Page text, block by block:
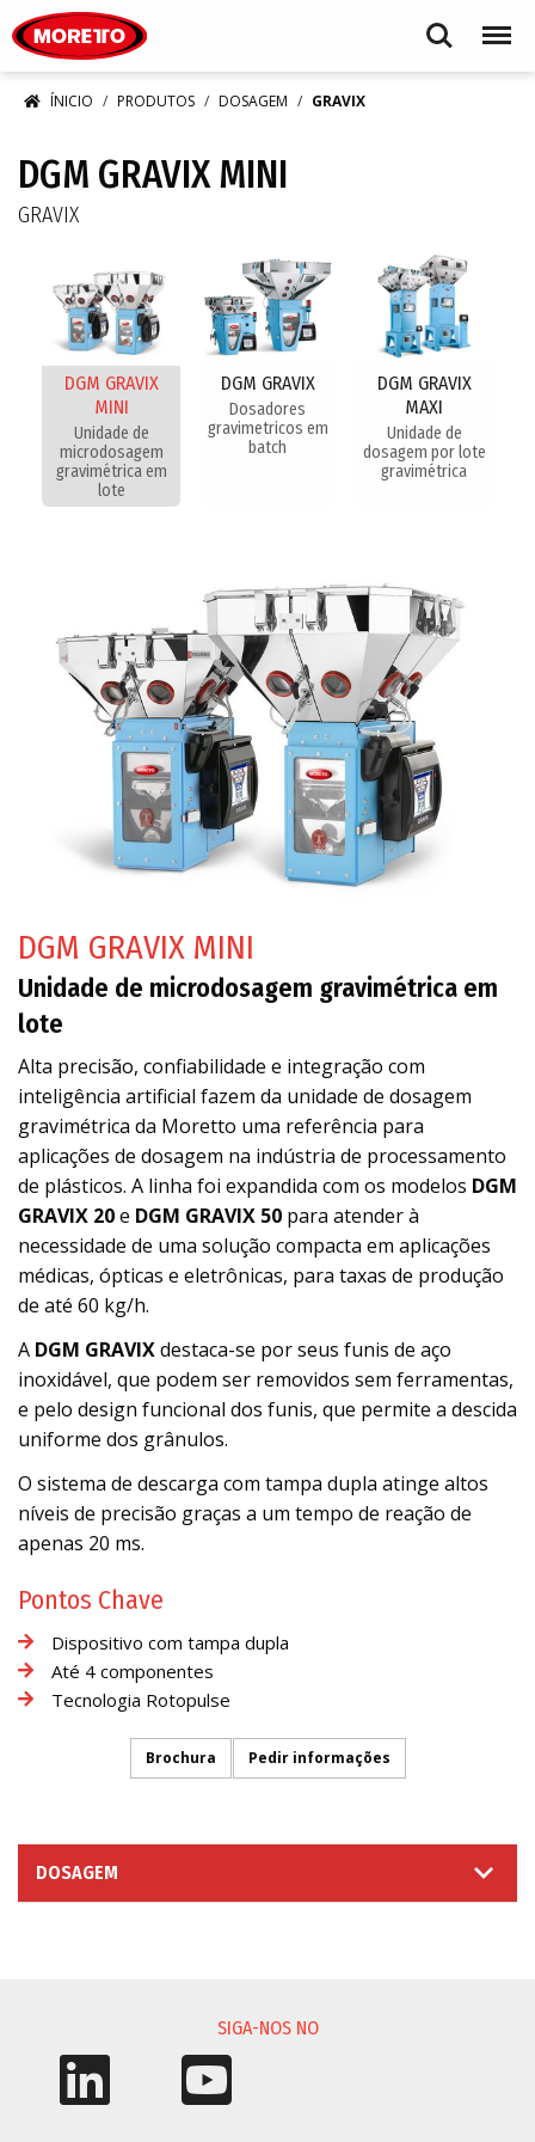
Search Menu
ÍNICIO PRODUTOS DOSAGEM GRAVIX
DGM GRAVIX MINI
GRAVIX
DGM GRAVIX
MINI
Unidade de
microdosagem
gravimétrica em
lote
DGM GRAVIX
Dosadores
gravimetricos em
batch
DGM GRAVIX
MAXI
Unidade de
dosagem por lote
gravimétrica
DGM GRAVIX MINI
Unidade de microdosagem gravimétrica em
lote
Alta precisão, confiabilidade e integração com
inteligência artificial fazem da unidade de dosagem
gravimétrica da Moretto uma referência para
aplicações de dosagem na indústria de processamento
de plásticos. A linha foi expandida com os modelos DGM
GRAVIX 20e DGM GRAVIX 50 para atender à
necessidade de uma solução compacta em aplicações
médicas, ópticas e eletrônicas, para taxas de produção
de até 60 kg/h.
A DGM GRAVIXdestaca-se por seus funis de aço
inoxidável, que podem ser removidos sem ferramentas,
e pelo design funcional dos funis, que permite a descida
uniforme dos grânulos.
O sistema de descarga com tampa dupla atinge altos
níveis de precisão graças a um tempo de reação de
apenas 20 ms.
Pontos Chave
Dispositivo com tampa dupla
Até 4 componentes
Tecnologia Rotopulse
Brochura Pedir informações
DOSAGEM
SIGA-NOS NO